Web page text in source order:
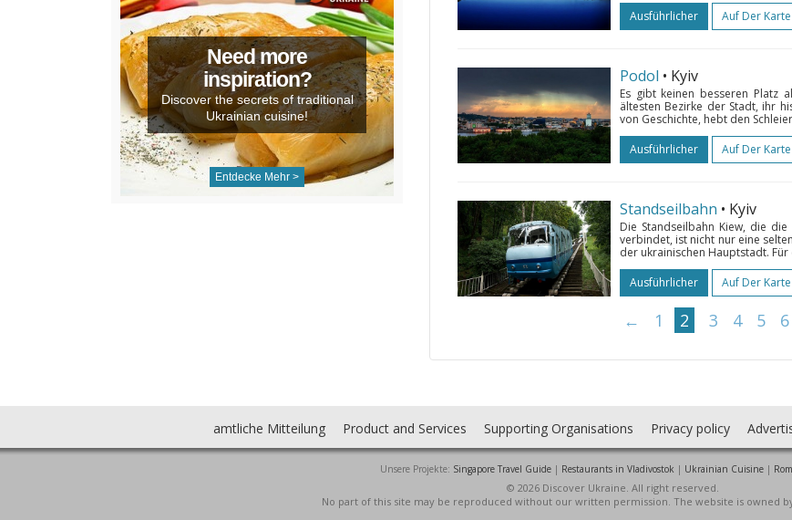
Need more
inspiration?
Discover the secrets of traditional
Ukrainian cuisine!
Entdecke Mehr >
Ausführlicher
Auf Der
Podol • Kyiv
Es gibt keinen besseren Platz
ältesten Bezirke der Stadt, ihr
von Geschichte, hebt den
Ausführlicher
Auf Der
Standseilbahn • Kyiv
Die Standseilbahn Kiew, die
verbindet, ist nicht nur eine
der ukrainischen Hauptstadt.
Ausführlicher
Auf Der
← 1 2 3 4 5 6
amtliche Mitteilung Product and Services Supporting Organisations Privacy policy
Unsere Projekte: Singapore Travel Guide| Restaurants in Vladivostok | Ukrainian Cuisine|
© 2026 Discover Ukraine. All right reserved.
No part of this site may be reproduced without our written permission. The website is owned